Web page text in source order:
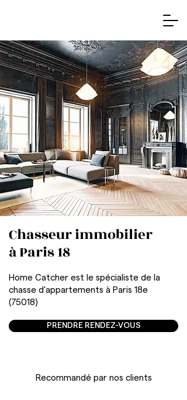
Chasseur immobilier
à Paris 18
Home Catcher est le spécialiste de la
chasse d'appartements à Paris 18e
(75018)
PRENDRE RENDEZ-VOUS
Recommandé par nos clients